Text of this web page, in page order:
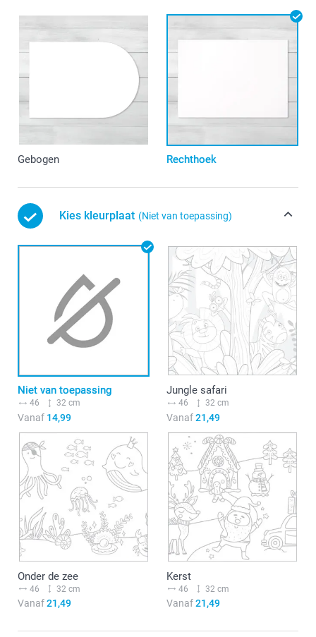
Gebogen Rechthoek
Kies kleurplaat (Niet van toepassing)
Niet van toepassing
46 32 cm
Vanaf 14,99
Jungle safari
46 32 cm
Vanaf21,49
Onder de zee
46 32 cm
Vanaf21,49
Kerst
46 32 cm
Vanaf21,49